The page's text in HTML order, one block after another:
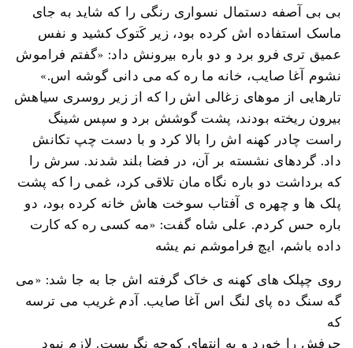
بی بی آصفه دستمال نسواری رنگی را که شاید به جای
ماسک استفاده اش کرده بود، زیر کَتوک کشید و نفس
عمیق تری فرو برد و دو باره بیرونش داد: «گفتم فراموش
نشوم آغا صایب، خانه ما ره که می دانی گوشه اس.»
تارهایی از موهای زغالی اش را که از زیر روسری سیاهش
بیرون ریخته بودند، پشت گوشش برد و سپس شینگ
راست چادر کهنه اش را بالا کرد و با دست چپ تکانش
داد. گردهای نشسته بر آن، در فضا بلند شدند. سرش را
که برداشت دو باره نگاه مان تلاقی کرد، غمی را که پشت
پلک ها و چهره ی آفتاب سوخت هاش خانه کرده بود، دو
باره حس کردم. علی شاه گفت: «مه کسی ره که کارت
داده باشم، ایچ فراموشم نم یشه
روی چپلک های کهنه ی خاک گرفته اش جا به جا شد: «می
گه سنگ ده پای لنگ اس آغا صایب. آدم غریب می ترسه
که
حرفش را خورد و به انتهای کوچه نگریست. لازم نبود